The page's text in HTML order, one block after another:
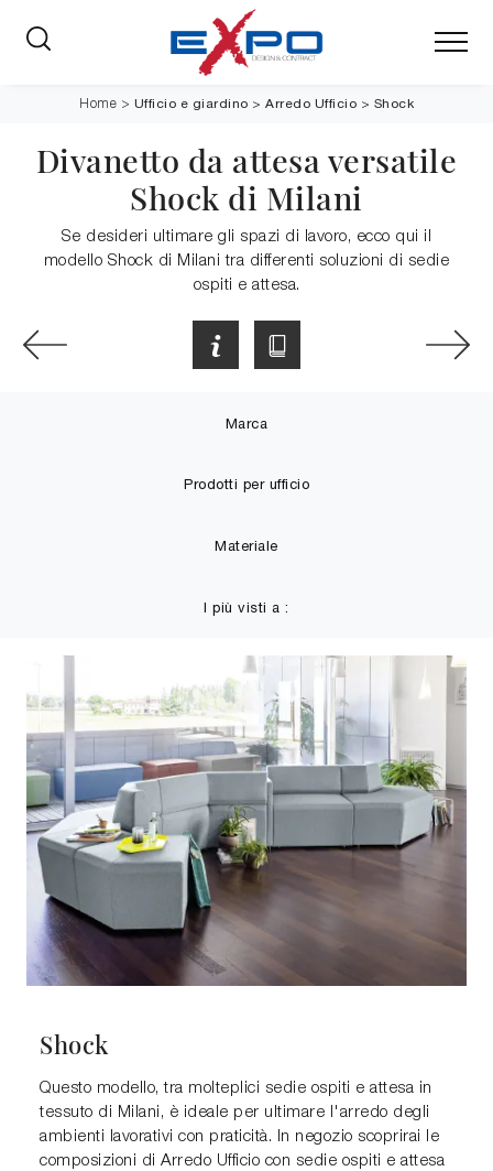
Home > Ufficio e giardino > Arredo Ufficio > Shock
Divanetto da attesa versatile
Shock di Milani
Se desideri ultimare gli spazi di lavoro, ecco qui il
modello Shock di Milani tra differenti soluzioni di sedie
ospiti e attesa.
Marca
Prodotti per ufficio
Materiale
I più visti a :
Shock
Questo modello, tra molteplici sedie ospiti e attesa in
tessuto di Milani, è ideale per ultimare l'arredo degli
ambienti lavorativi con praticità. In negozio scoprirai le
composizioni di Arredo Ufficio con sedie ospiti e attesa